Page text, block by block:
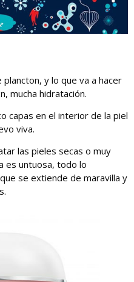
y lo que va a hacer
mucha hidratación.
capas en el interior de la piel
viva.
las pieles secas o muy
es untuosa, todo lo
se extiende de maravilla y